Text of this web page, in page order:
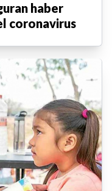
haber
coronavirus